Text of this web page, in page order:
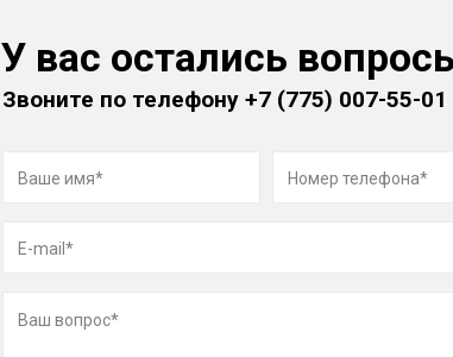
У вас остались
Звоните по телефону+7 (775) 007-55-01